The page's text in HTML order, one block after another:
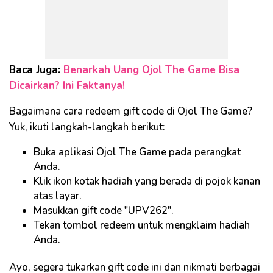
Baca Juga: Benarkah Uang Ojol The Game Bisa
Dicairkan? Ini Faktanya!
Bagaimana cara redeem gift code di Ojol The Game?
Yuk, ikuti langkah-langkah berikut:
Buka aplikasi Ojol The Game pada perangkat
Anda.
Klik ikon kotak hadiah yang berada di pojok kanan
atas layar.
Masukkan gift code "UPV262".
Tekan tombol redeem untuk mengklaim hadiah
Anda.
Ayo, segera tukarkan gift code ini dan nikmati berbagai